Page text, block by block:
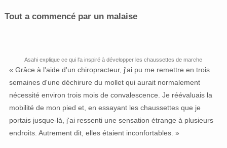
Tout a commencé par un malaise
Asahi explique ce qui l'a inspiré à développer les chaussettes de marche
« Grâce à l'aide d'un chiropracteur, j'ai pu me remettre en trois
semaines d'une déchirure du mollet qui aurait normalement
nécessité environ trois mois de convalescence. Je réévaluais la
mobilité de mon pied et, en essayant les chaussettes que je
portais jusque-là, j'ai ressenti une sensation étrange à plusieurs
endroits. Autrement dit, elles étaient inconfortables. »